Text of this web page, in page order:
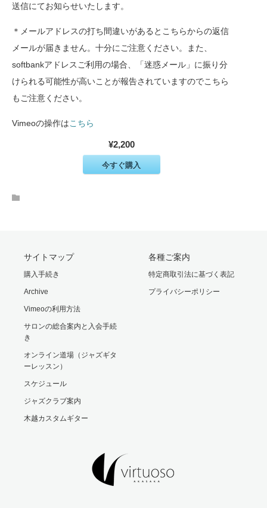
送信にてお知らせいたします。
＊メールアドレスの打ち間違いがあるとこちらからの返信
メールが届きません。十分にご注意ください。また、
softbankアドレスご利用の場合、「迷惑メール」に振り分
けられる可能性が高いことが報告されていますのでこちら
もご注意ください。
Vimeoの操作はこちら
¥2,200
今すぐ購入
サイトマップ
購入手続き
Archive
Vimeoの利用方法
サロンの総合案内と入会手続
き
オンライン道場（ジャズギタ
ーレッスン）
スケジュール
ジャズクラブ案内
木越カスタムギター
各種ご案内
特定商取引法に基づく表記
プライバシーポリシー